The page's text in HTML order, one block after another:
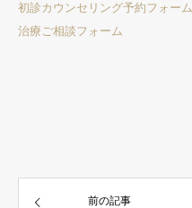
初診カウンセリング予約フォーム
治療ご相談フォーム
前の記事